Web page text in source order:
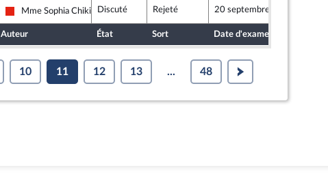
La France insoumise - Nouvelle Union Populaire écologique et sociale
Mme Sophia ChikirouDiscuté Rejeté 20 septembre 2023
Auteur État Sort Date d'examen
10 11 12 13 ... 48